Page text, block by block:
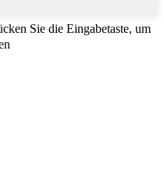
Sie die Eingabetaste, um